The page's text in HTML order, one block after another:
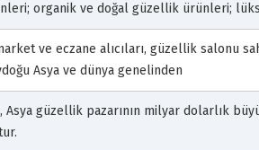
organik ve doğal güzellik ürünleri;
ve eczane alıcıları, güzellik salonu
Asya ve dünya genelinden
güzellik pazarının milyar dolarlık